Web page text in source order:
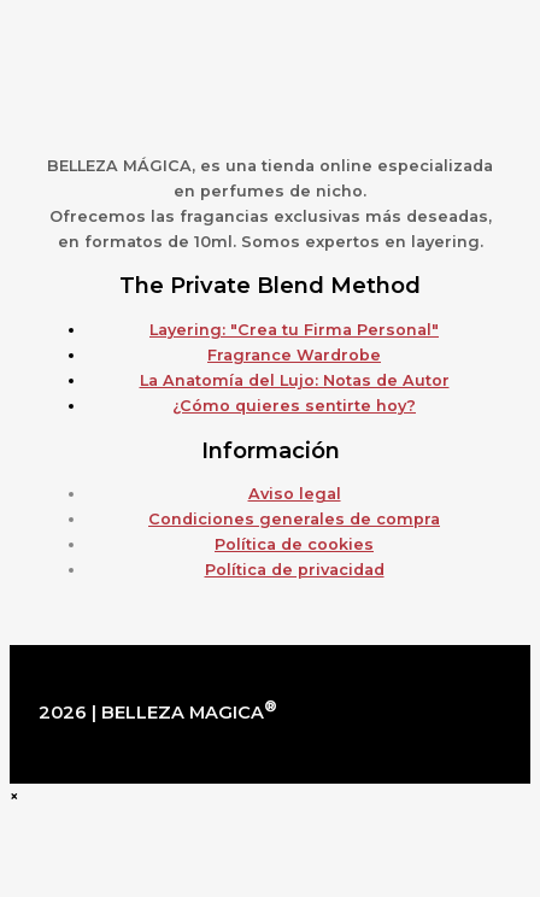
BELLEZA MÁGICA, es una tienda online especializada
en perfumes de nicho.
Ofrecemos las fragancias exclusivas más deseadas,
en formatos de 10ml. Somos expertos en layering.
The Private Blend Method
Layering: "Crea tu Firma Personal"
Fragrance Wardrobe
La Anatomía del Lujo: Notas de Autor
¿Cómo quieres sentirte hoy?
Información
Aviso legal
Condiciones generales de compra
Política de cookies
Política de privacidad
2026 | BELLEZA MAGICA®
×